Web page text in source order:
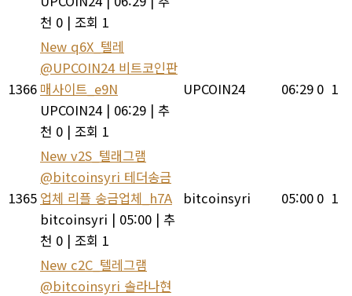
천 0 | 조회 1
1366
New q6X_텔레
@UPCOIN24 비트코인판
매사이트_e9N
UPCOIN24 | 06:29 | 추
천 0 | 조회 1
UPCOIN24 06:29 0 1
1365
New v2S_텔래그램
@bitcoinsyri 테더송금
업체 리플 송금업체_h7A
bitcoinsyri | 05:00 | 추
천 0 | 조회 1
bitcoinsyri 05:00 0 1
New c2C_텔레그램
@bitcoinsyri 솔라나현